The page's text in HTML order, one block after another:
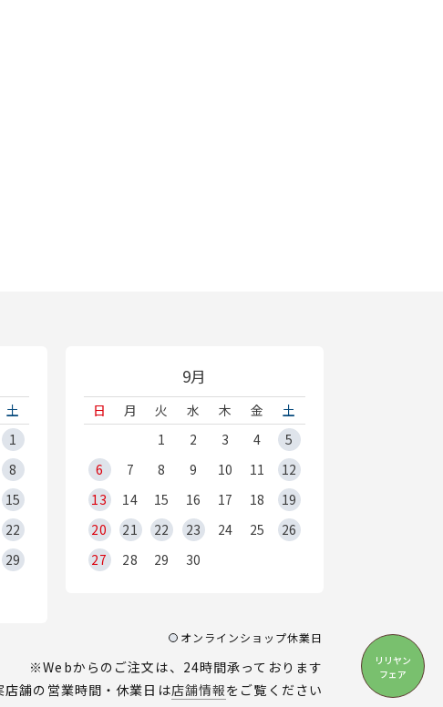
リリヤン
フェア
土
1
8
15
22
29
9月
日 月 火 水 木 金
土
1
2 3 4
5
6
7 8 9 10 11
12
13
14 15 16 17 18
19
20
21 22 23 24 25
26
27
28 29 30
オンラインショップ休業日
※Webからのご注文は、24時間承っております
舗の営業時間・休業日は店舗情報をご覧ください